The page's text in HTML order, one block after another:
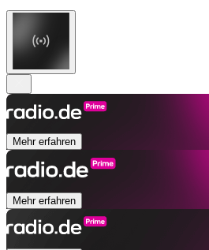
Mehr erfahren
Mehr erfahren